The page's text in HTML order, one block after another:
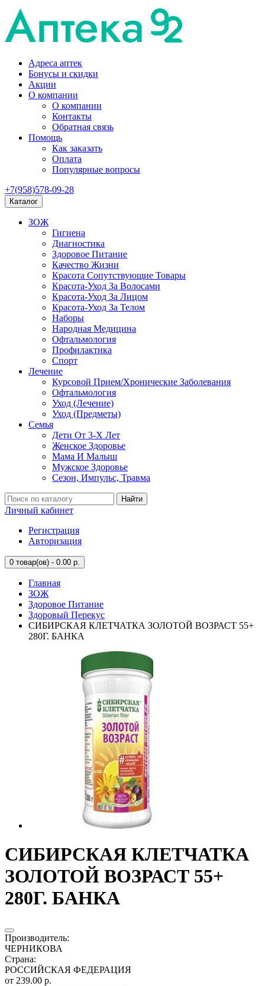
Адреса аптек
Бонусы и скидки
Акции
О компании
О компании
Контакты
Обратная связь
Помощь
Как заказать
Оплата
Популярные вопросы
+7(958)578-09-28
Каталог
ЗОЖ
Гигиена
Диагностика
Здоровое Питание
Качество Жизни
Красота Сопутствующие Товары
Красота-Уход За Волосами
Красота-Уход За Лицом
Красота-Уход За Телом
Наборы
Народная Медицина
Офтальмология
Профилактика
Спорт
Лечение
Курсовой Прием/Хронические Заболевания
Офтальмология
Уход (Лечение)
Уход (Предметы)
Семья
Дети От 3-Х Лет
Женское Здоровье
Мама И Малыш
Мужское Здоровье
Сезон, Импульс, Травма
Найти
Личный кабинет
Регистрация
Авторизация
0 товар(ов) - 0.00 р.
Главная
ЗОЖ
Здоровое Питание
Здоровый Перекус
СИБИРСКАЯ КЛЕТЧАТКА ЗОЛОТОЙ ВОЗРАСТ 55+
280Г. БАНКА
СИБИРСКАЯ КЛЕТЧАТКА
ЗОЛОТОЙ ВОЗРАСТ 55+
280Г. БАНКА
Производитель:
ЧЕРНИКОВА
Страна:
РОССИЙСКАЯ ФЕДЕРАЦИЯ
от 239.00 р.